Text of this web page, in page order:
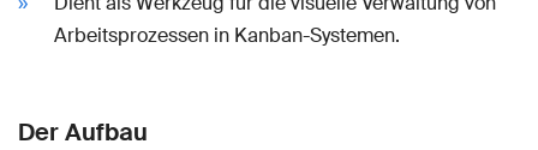
Arbeitsprozessen in Kanban-Systemen.
Der Aufbau